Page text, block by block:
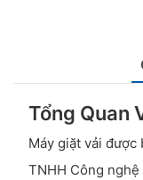
Tổng Quan
Máy giặt vải được
TNHH Công